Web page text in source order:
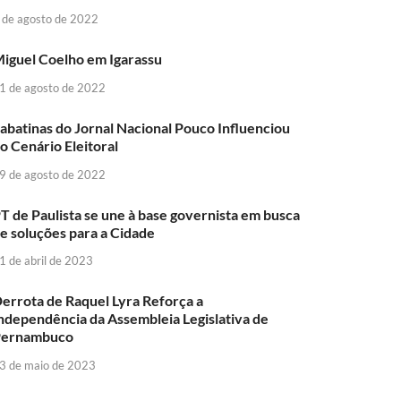
agosto de 2022
Coelho em Igarassu
de agosto de 2022
do Jornal Nacional Pouco Influenciou
Cenário Eleitoral
de agosto de 2022
de Paulista se une à base governista em busca
soluções para a Cidade
de abril de 2023
de Raquel Lyra Reforça a
da Assembleia Legislativa de
de maio de 2023